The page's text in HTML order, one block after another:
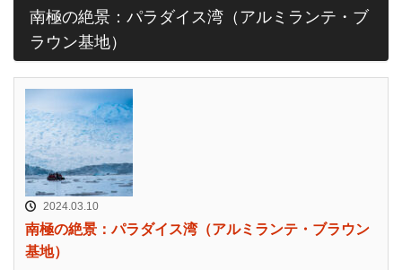
南極の絶景：パラダイス湾（アルミランテ・ブ
ラウン基地）
2024.03.10
南極の絶景：パラダイス湾（アルミランテ・ブラウン
基地）